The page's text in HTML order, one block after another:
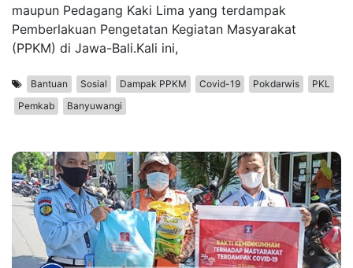
maupun Pedagang Kaki Lima yang terdampak
Pemberlakuan Pengetatan Kegiatan Masyarakat
(PPKM) di Jawa-Bali.Kali ini,
Bantuan Sosial Dampak PPKM Covid-19 Pokdarwis
PKL
Pemkab
Banyuwangi